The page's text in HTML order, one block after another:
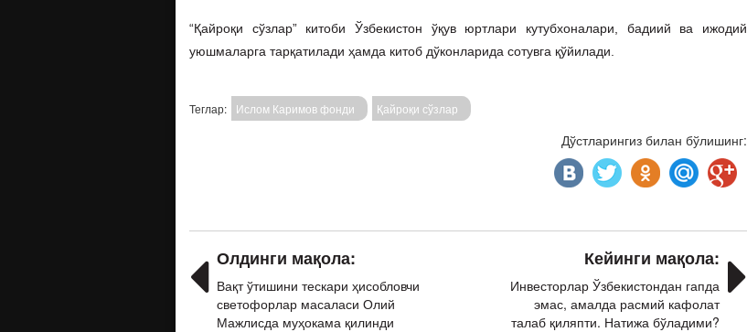
“Қайроқи сўзлар” китоби Ўзбекистон ўқув юртлари кутубхоналари, бадиий ва ижодий
уюшмаларга тарқатилади ҳамда китоб дўконларида сотувга қўйилади.
Теглар: Ислом Каримов фонди Қайроқи сўзлар
Дўстларингиз билан бўлишинг:
Кейинги мақола:
Инвесторлар Ўзбекистондан гапда
эмас, амалда расмий кафолат
талаб қиляпти. Натижа бўладими?
Олдинги мақола:
Вақт ўтишини тескари ҳисобловчи
светофорлар масаласи Олий
Мажлисда муҳокама қилинди